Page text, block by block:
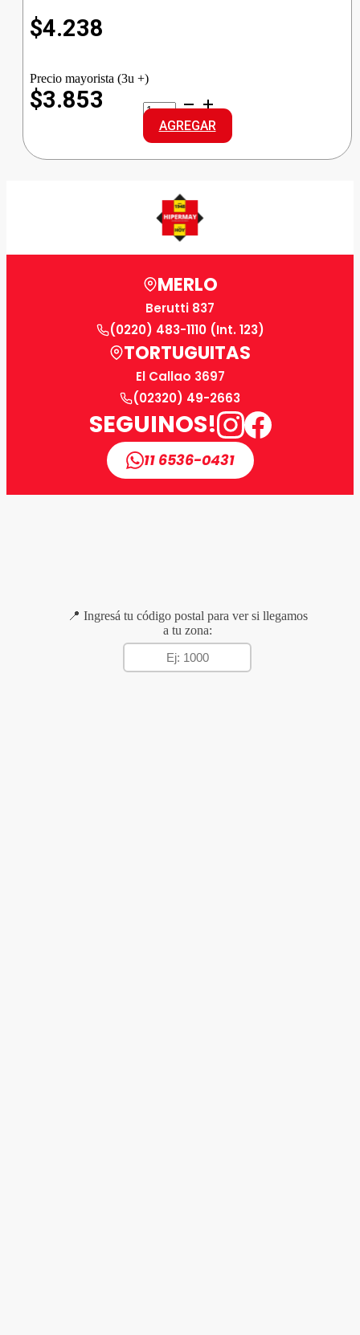
$4.238
Precio mayorista (3u +)
$3.853
BABYSEC
PREMIUM
REG
GRANDE
cantidad
AGREGAR
MERLO
Berutti 837
(0220) 483-1110 (Int. 123)
TORTUGUITAS
El Callao 3697
(02320) 49-2663
SEGUINOS!
11 6536-0431
📍 Ingresá tu código postal para ver si llegamos
a tu zona: